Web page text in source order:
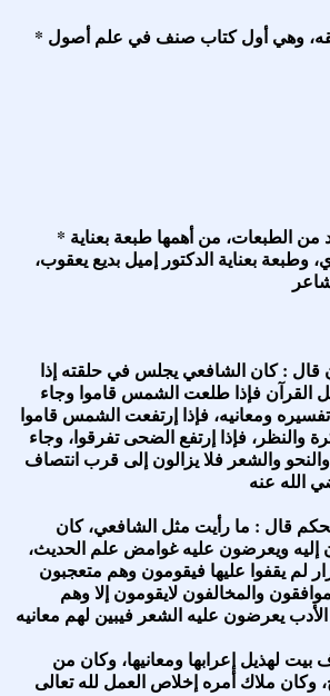
* الرسالة في أصول الفقه، وهي أول كتاب صنف في علم أصول
* ديوان شعر، طبع العديد من الطبعات، من أهمها طبعة بعناية
بعناية الدكتور إميل بديع يعقوب،
قال : كان الشافعي يجلس في حلقته إذا
القرآن فإذا طلعت الشمس قاموا وجاء
ومعانيه، فإذا إرتفعت الشمس قاموا
والنظر، فإذا إرتفع الضحى تفرقوا، وجاء
والشعر فلا يزالون إلى قرب انتصاف
قال : ما رأيت مثل الشافعي، كان
إليه ويعرضون عليه غوامض علم الحديث،
لم يقفوا عليها فيقومون وهم متعجبون
والمخالفون لايقومون إلا وهم
لهذيل إعرابها ومعانيها، وكان من